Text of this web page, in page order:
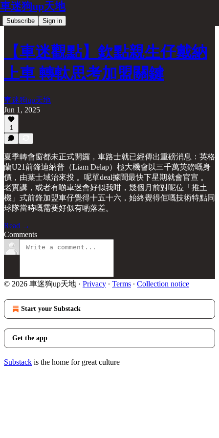
車迷狗up天地
Subscribe Sign in
【車迷觀點】欽點親生仔戴納
上車 轉軚思考加盟關鍵
車迷狗up天地
Jun 1, 2025
1
夏季轉會窗都未正式開鑼，車路士就已經傳出重磅消息：英格
蘭U21前鋒迪納普（Liam Delap）極大機會以三千萬英鎊嘅身
價，由葉士域治來投 。呢單deal據聞最快下星期就會官宣 。
老實講，或者有啲車迷會好似我咁，幾個月前對呢位「推土
機」式前鋒加盟車仔覺得十五十六，始終覺得佢嘅技術特點同
球隊當時嘅需要好似有啲落差。
Read →
Comments
© 2026 車迷狗up天地 · Privacy ∙ Terms ∙ Collection notice
Start your Substack
Get the app
Substack is the home for great culture